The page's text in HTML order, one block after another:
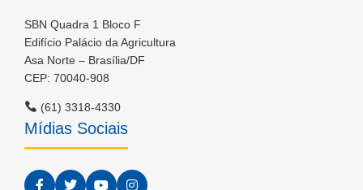
SBN Quadra 1 Bloco F
Edifício Palácio da Agricultura
Asa Norte – Brasília/DF
CEP: 70040-908
(61) 3318-4330
Mídias Sociais